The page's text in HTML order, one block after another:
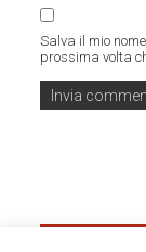
Salva il mio
prossima volta